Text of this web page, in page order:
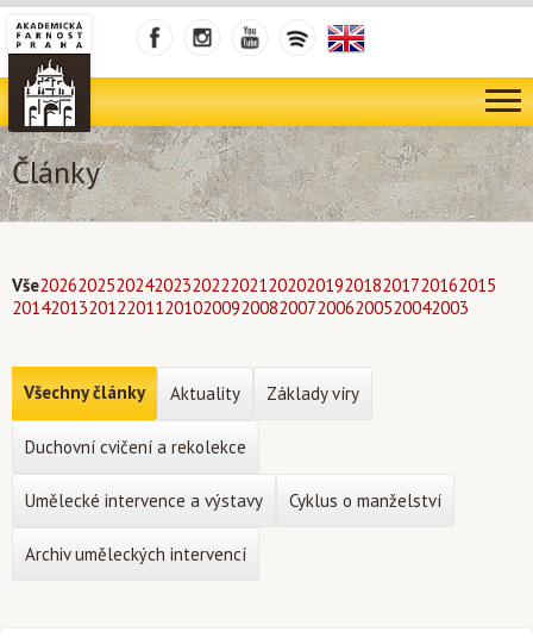
Články
Vše202620252024202320222021202020192018201720162015
201420132012201120102009200820072006200520042003
Všechny články Aktuality Základy víry
Duchovní cvičení a rekolekce
Umělecké intervence a výstavy Cyklus o manželství
Archiv uměleckých intervencí